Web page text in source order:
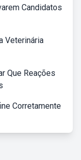
Candidatos
Veterinária
Que Reações
Corretamente